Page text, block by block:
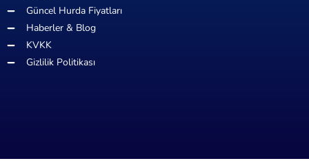
Güncel Hurda Fiyatları
Haberler & Blog
KVKK
Gizlilik Politikası